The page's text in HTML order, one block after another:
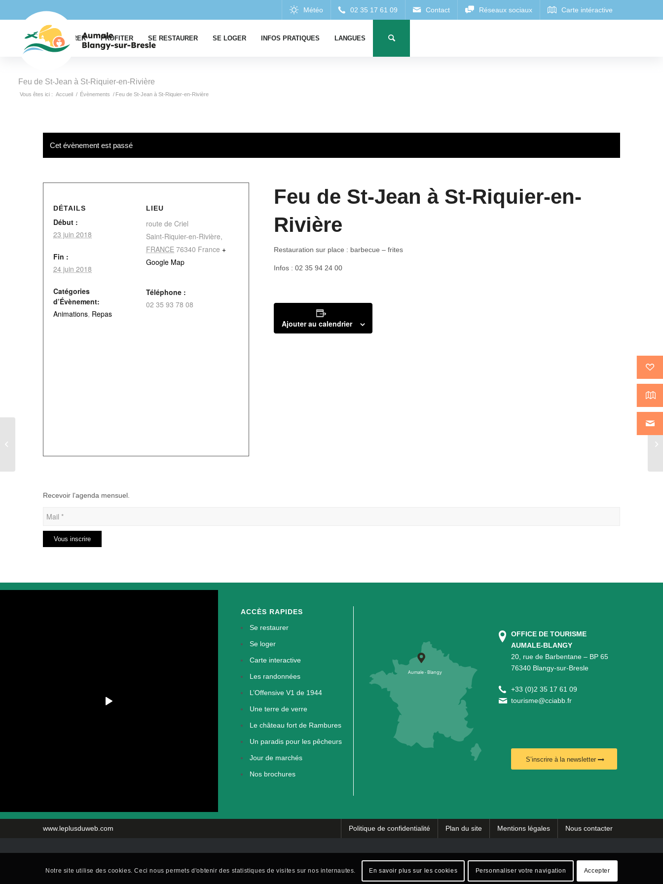
EXPLORER PROFITER SE RESTAURER SE LOGER INFOS PRATIQUES LANGUES
Feu de St-Jean à St-Riquier-en-Rivière
Vous êtes ici : Accueil / Évènements / Feu de St-Jean à St-Riquier-en-Rivière
Cet évènement est passé
Feu de St-Jean à St-Riquier-en-
Rivière
Restauration sur place : barbecue – frites
Infos : 02 35 94 24 00
Ajouter au calendrier
DÉTAILS
Début :
23 juin 2018
Fin :
24 juin 2018
Catégories
d’Évènement:
Animations, Repas
LIEU
route de Criel
Saint-Riquier-en-Rivière,
FRANCE 76340 France +
Google Map
Téléphone :
02 35 93 78 08
Recevoir l’agenda mensuel.
ACCÈS RAPIDES
Se restaurer
Se loger
Carte interactive
Les randonnées
L’Offensive V1 de 1944
Une terre de verre
Le château fort de Rambures
Un paradis pour les pêcheurs
Jour de marchés
Nos brochures
OFFICE DE TOURISME
AUMALE-BLANGY
20, rue de Barbentane – BP 65
76340 Blangy-sur-Bresle
+33 (0)2 35 17 61 09
tourisme@cciabb.fr
S’inscrire à la newsletter
www.leplusduweb.com Politique de confidentialité Plan du site Mentions légales Nous contacter
Notre site utilise des cookies. Ceci nous permets d'obtenir des statistiques de visites sur nos internautes. En savoir plus sur les cookies Personnaliser votre navigation Accepter